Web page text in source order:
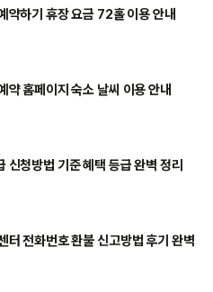
약하기 휴장 요금 72홀 이용 안내
약 홈페이지 숙소 날씨 이용 안내
신청방법 기준 혜택 등급 완벽 정리
터 전화번호 환불 신고방법 후기 완벽